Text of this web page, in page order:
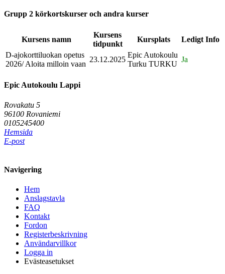
Grupp 2 körkortskurser och andra kurser
Kursens namn
Kursens
tidpunkt
Kursplats Ledigt Info
D-ajokorttiluokan opetus
2026/ Aloita milloin vaan
23.12.2025
Epic Autokoulu
Turku TURKU
Ja
Epic Autokoulu Lappi
Rovakatu 5
96100 Rovaniemi
0105245400
Hemsida
E-post
Navigering
Hem
Anslagstavla
FAQ
Kontakt
Fordon
Registerbeskrivning
Användarvillkor
Logga in
Evästeasetukset